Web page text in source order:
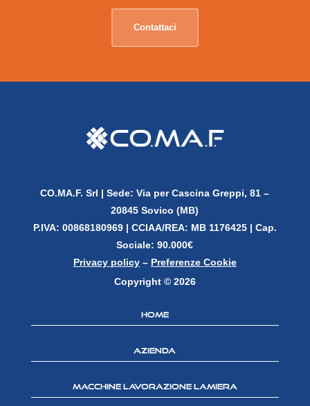
Contattaci
CO.MA.F. Srl |Sede: Via per Cascina Greppi, 81 –
20845 Sovico (MB)
P.IVA: 00868180969 | CCIAA/REA: MB 1176425 | Cap.
Sociale: 90.000€
Privacy policy– Preferenze Cookie
Copyright © 2026
Home
Azienda
Macchine lavorazione lamiera